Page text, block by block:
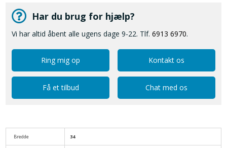
Har du brug for hjælp?
Vi har altid åbent alle ugens dage 9-22. Tlf.6913 6970.
Ring mig op Kontakt os
Få et tilbud Chat med os
Bredde 34